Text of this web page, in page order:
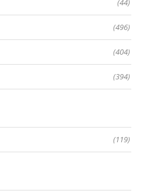
(44)
(496)
(404)
(394)
(119)